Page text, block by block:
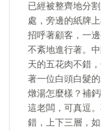
已經被整齊地分
處，旁邊的紙牌
招呼著顧客，一
不紊地進行著。
天的五花肉不錯
著一位白頭白髮
燉湯怎麼樣？補
這老闆，可真逗
錯，上下三層，